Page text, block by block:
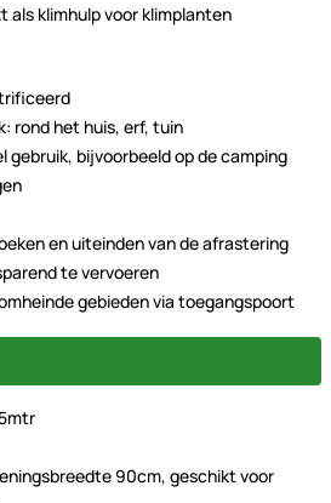
als klimhulp voor klimplanten
rond het huis, erf, tuin
gebruik, bijvoorbeeld op de camping
en uiteinden van de afrastering
te vervoeren
gebieden via toegangspoort
90cm, geschikt voor